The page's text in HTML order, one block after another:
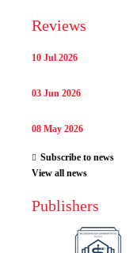
Reviews
10 Jul 2026
03 Jun 2026
08 May 2026
Subscribe to news
View all news
Publishers